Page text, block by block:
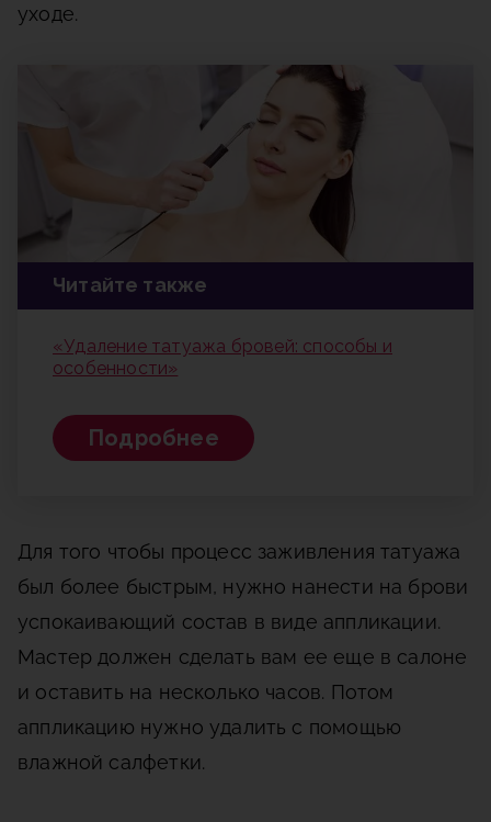
уходе.
Читайте также
«Удаление татуажа бровей: способы и
особенности»
Подробнее
Для того чтобы процесс заживления татуажа
был более быстрым, нужно нанести на брови
успокаивающий состав в виде аппликации.
Мастер должен сделать вам ее еще в салоне
и оставить на несколько часов. Потом
аппликацию нужно удалить с помощью
влажной салфетки.